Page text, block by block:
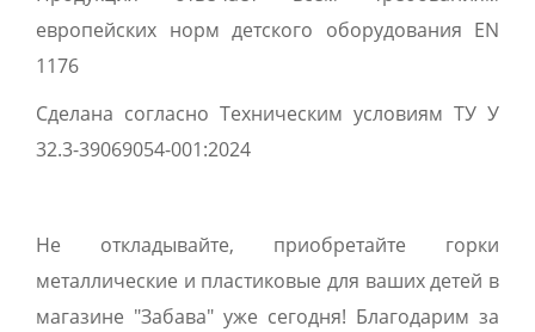
европейских норм детского оборудования EN
1176
Сделана согласно Техническим условиям ТУ У
32.3-39069054-001:2024
Не откладывайте, приобретайте горки
металлические и пластиковые для ваших детей в
магазине "Забава" уже сегодня! Благодарим за